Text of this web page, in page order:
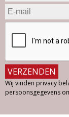
Wij vinden privacy
persoonsgegevens